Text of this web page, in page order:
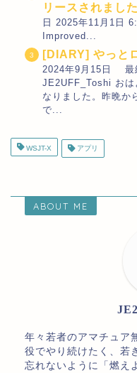
リースされました
日 2025年11月1日
Improved...
[DIARY] やっと
2024年9月15日 最
JE2UFF_Toshi おは
なりました。昨晩か
で...
WSJT-X アプリ
ABOUT ME
年々若者のアマチュア
役でやり続けたく、若
忘れないように「燃え